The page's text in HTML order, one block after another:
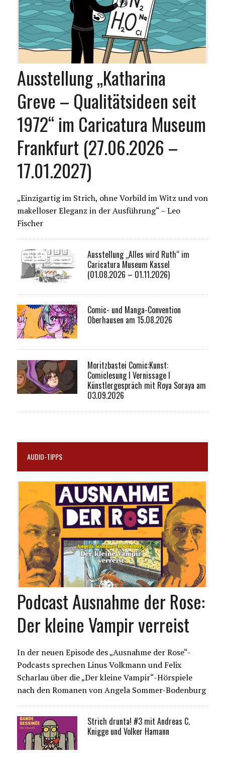
Ausstellung „Katharina
Greve – Qualitätsideen seit
1972“ im Caricatura Museum
Frankfurt (27.06.2026 –
17.01.2027)
„Einzigartig im Strich, ohne Vorbild im Witz und von
makelloser Eleganz in der Ausführung“ – Leo
Fischer
Ausstellung „Alles wird Ruth“ im
Caricatura Museum Kassel
(01.08.2026 – 01.11.2026)
Comic- und Manga-Convention
Oberhausen am 15.08.2026
Moritzbastei Comic:Kunst:
Comiclesung I Vernissage I
Künstlergespräch mit Roya Soraya am
03.09.2026
AUDIO-TIPPS
Podcast Ausnahme der Rose:
Der kleine Vampir verreist
In der neuen Episode des „Ausnahme der Rose“-
Podcasts sprechen Linus Volkmann und Felix
Scharlau über die „Der kleine Vampir“-Hörspiele
nach den Romanen von Angela Sommer-Bodenburg
Strich drunta! #3 mit Andreas C.
Knigge und Volker Hamann